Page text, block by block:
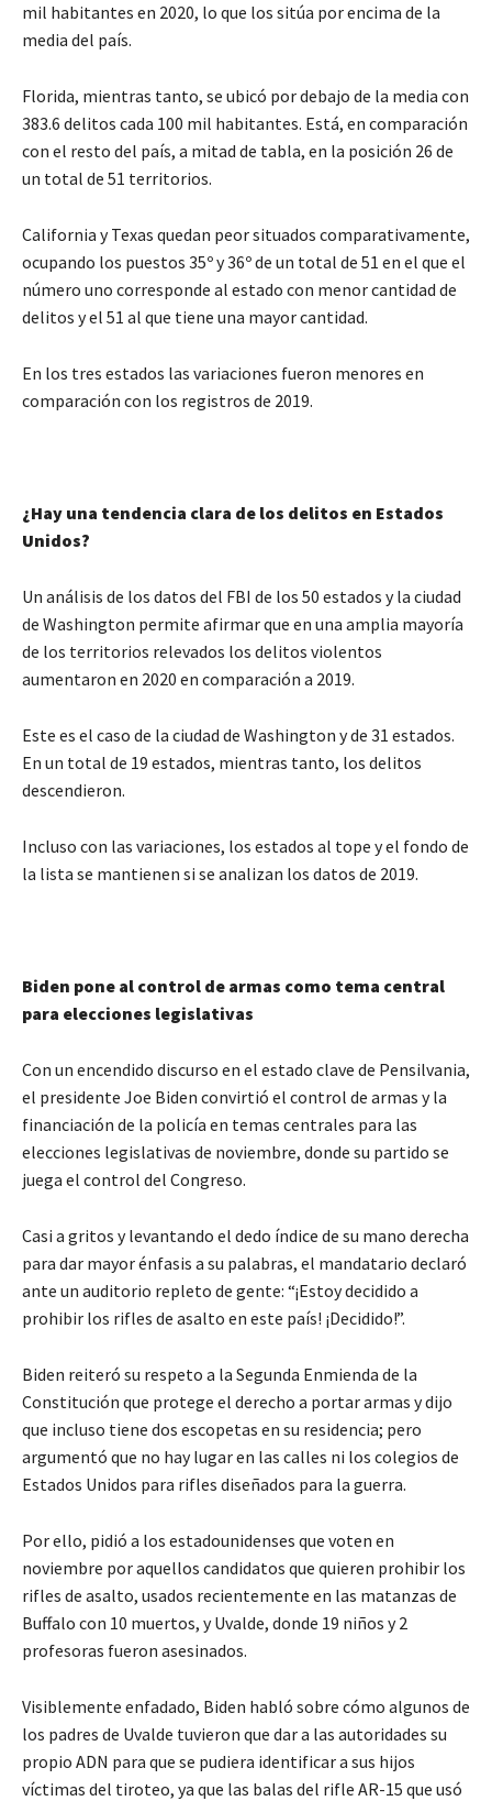
mil habitantes en 2020, lo que los sitúa por encima de la
media del país.
Florida, mientras tanto, se ubicó por debajo de la media con
383.6 delitos cada 100 mil habitantes. Está, en comparación
con el resto del país, a mitad de tabla, en la posición 26 de
un total de 51 territorios.
California y Texas quedan peor situados comparativamente,
ocupando los puestos 35º y 36º de un total de 51 en el que el
número uno corresponde al estado con menor cantidad de
delitos y el 51 al que tiene una mayor cantidad.
En los tres estados las variaciones fueron menores en
comparación con los registros de 2019.
¿Hay una tendencia clara de los delitos en Estados
Unidos?
Un análisis de los datos del FBI de los 50 estados y la ciudad
de Washington permite afirmar que en una amplia mayoría
de los territorios relevados los delitos violentos
aumentaron en 2020 en comparación a 2019.
Este es el caso de la ciudad de Washington y de 31 estados.
En un total de 19 estados, mientras tanto, los delitos
descendieron.
Incluso con las variaciones, los estados al tope y el fondo de
la lista se mantienen si se analizan los datos de 2019.
Biden pone al control de armas como tema central
para elecciones legislativas
Con un encendido discurso en el estado clave de Pensilvania,
el presidente Joe Biden convirtió el control de armas y la
financiación de la policía en temas centrales para las
elecciones legislativas de noviembre, donde su partido se
juega el control del Congreso.
Casi a gritos y levantando el dedo índice de su mano derecha
para dar mayor énfasis a su palabras, el mandatario declaró
ante un auditorio repleto de gente: “¡Estoy decidido a
prohibir los rifles de asalto en este país! ¡Decidido!”.
Biden reiteró su respeto a la Segunda Enmienda de la
Constitución que protege el derecho a portar armas y dijo
que incluso tiene dos escopetas en su residencia; pero
argumentó que no hay lugar en las calles ni los colegios de
Estados Unidos para rifles diseñados para la guerra.
Por ello, pidió a los estadounidenses que voten en
noviembre por aquellos candidatos que quieren prohibir los
rifles de asalto, usados recientemente en las matanzas de
Buffalo con 10 muertos, y Uvalde, donde 19 niños y 2
profesoras fueron asesinados.
Visiblemente enfadado, Biden habló sobre cómo algunos de
los padres de Uvalde tuvieron que dar a las autoridades su
propio ADN para que se pudiera identificar a sus hijos
víctimas del tiroteo, ya que las balas del rifle AR-15 que usó